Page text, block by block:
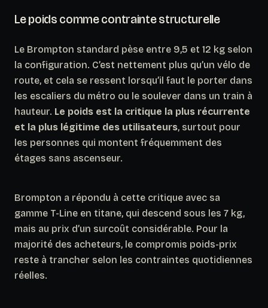
Le poids comme contrainte structurelle
Le Brompton standard pèse entre 9,5 et 12 kg selon
la configuration. C’est nettement plus qu’un vélo de
route, et cela se ressent lorsqu’il faut le porter dans
les escaliers du métro ou le soulever dans un train à
hauteur. Le poids est la critique la plus récurrente
et la plus légitime des utilisateurs, surtout pour
les personnes qui montent fréquemment des
étages sans ascenseur.
Brompton a répondu à cette critique avec sa
gamme T-Line en titane, qui descend sous les 7 kg,
mais au prix d’un surcoût considérable. Pour la
majorité des acheteurs, le compromis poids-prix
reste à trancher selon les contraintes quotidiennes
réelles.